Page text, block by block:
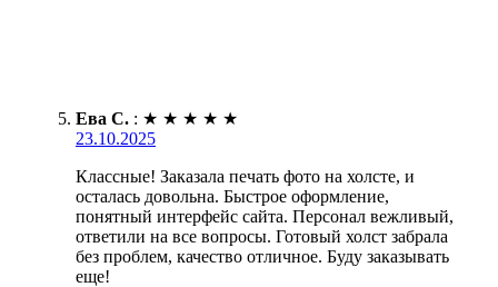
Ева С. : ★ ★ ★ ★ ★
23.10.2025
Классные! Заказала печать фото на холсте, и
осталась довольна. Быстрое оформление,
понятный интерфейс сайта. Персонал вежливый,
ответили на все вопросы. Готовый холст забрала
без проблем, качество отличное. Буду заказывать
еще!